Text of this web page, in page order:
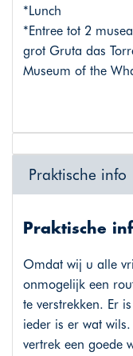
*Lunch
*Entree tot 2
grot Gruta das
Museum of the
Praktische info
Praktische
Omdat wij u alle
onmogelijk een
te verstrekken. Er
ieder is er wat
vertrek een goede